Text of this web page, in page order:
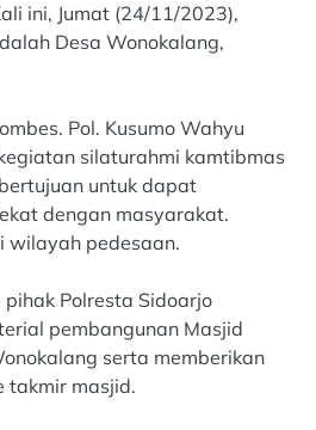
ini, Jumat (24/11/2023),
Desa Wonokalang,
Pol. Kusumo Wahyu
silaturahmi kamtibmas
untuk dapat
dengan masyarakat.
wilayah pedesaan.
Polresta Sidoarjo
pembangunan Masjid
serta memberikan
takmir masjid.